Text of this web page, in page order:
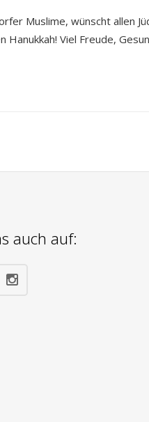
Muslime, wünscht allen
Hanukkah! Viel Freude,
auch auf: